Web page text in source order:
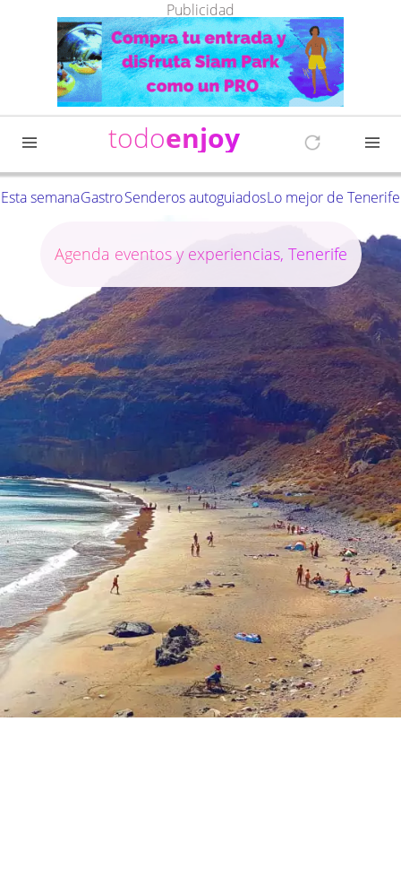
Publicidad
todoenjoy
Esta semanaGastroSenderos autoguiadosLo mejor de Tenerife
Agenda eventos y experiencias, Tenerife